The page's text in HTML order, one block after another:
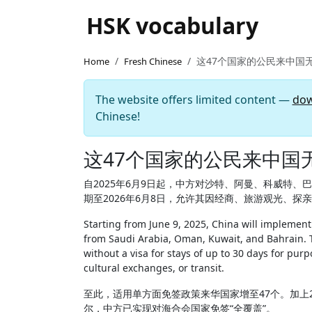
HSK vocabulary
Home Fresh Chinese 这47个国家的公民来中国
The website offers limited content —
Chinese!
这47个国家的公民来中国
自2025年6月9日起，中方对沙特、阿曼、科威特
期至2026年6月8日，允许其因经商、旅游观光、探
Starting from June 9, 2025, China will
from Saudi Arabia, Oman, Kuwait, and
without a visa for stays of up to 30 days for
cultural exchanges, or transit.
至此，适用单方面免签政策来华国家增至47个。加
尔，中方已实现对海合会国家免签“全覆盖”。